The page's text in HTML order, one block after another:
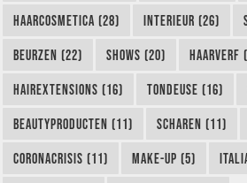
HAARCOSMETICA (28) INTERIEUR (26)
BEURZEN (22) SHOWS (20) HAARVERF
HAIREXTENSIONS (16) TONDEUSE (16)
BEAUTYPRODUCTEN (11) SCHAREN (11)
CORONACRISIS (11) MAKE-UP (5)